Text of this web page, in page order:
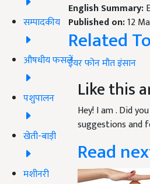
सम्पादकीय
औषधीय फसलें
पशुपालन
खेती-बाड़ी
मशीनरी
English Summary:
Published on:12
Related
ईयर फोनमौतइंसान
Like this
Hey! I am. Did
suggestions and
Read